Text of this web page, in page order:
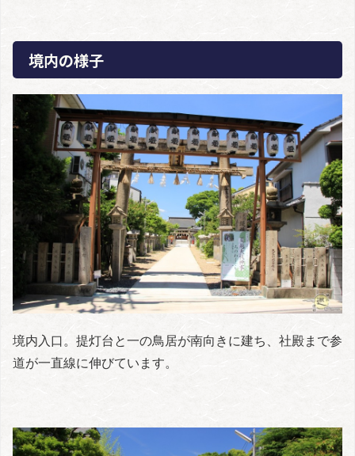
境内の様子
境内入口。提灯台と一の鳥居が南向きに建ち、社殿まで参
道が一直線に伸びています。